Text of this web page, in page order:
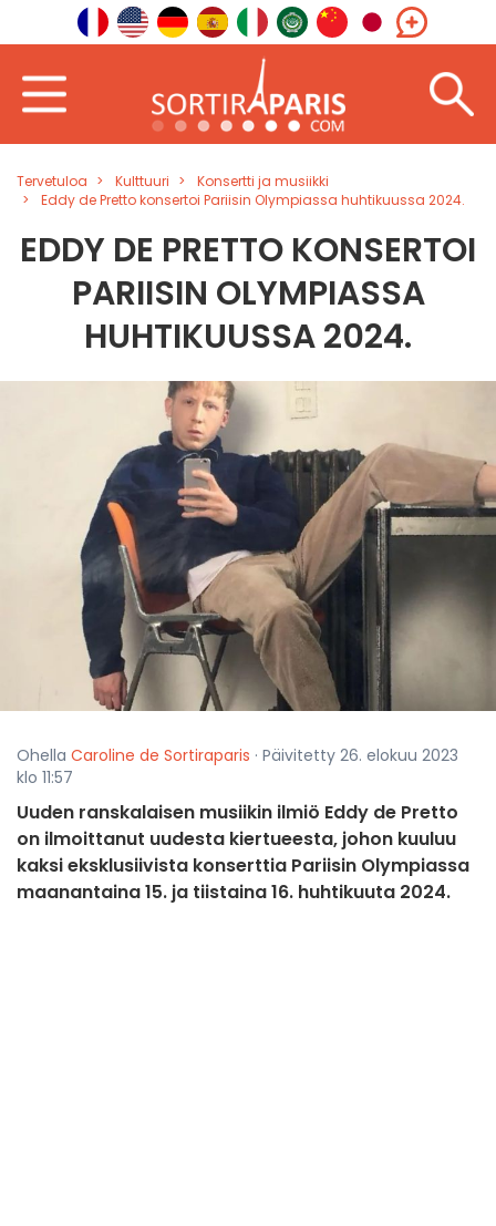
Tervetuloa Kulttuuri
Konsertti ja musiikki
Eddy de Pretto konsertoi Pariisin Olympiassa huhtikuussa 2024.
EDDY DE PRETTO KONSERTOI
PARIISIN OLYMPIASSA
HUHTIKUUSSA 2024.
Ohella Caroline de Sortiraparis · Päivitetty 26. elokuu 2023
klo 11:57
Uuden ranskalaisen musiikin ilmiö Eddy de Pretto
on ilmoittanut uudesta kiertueesta, johon kuuluu
kaksi eksklusiivista konserttia Pariisin Olympiassa
maanantaina 15. ja tiistaina 16. huhtikuuta 2024.